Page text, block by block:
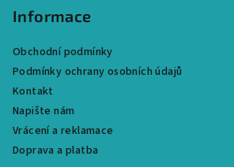
Informace
Obchodní podmínky
Podmínky ochrany osobních údajů
Kontakt
Napište nám
Vrácení a reklamace
Doprava a platba